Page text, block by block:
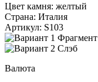
Цвет камня: желтый
Страна: Италия
Артикул: S103
Фрагмент
Слэб
Валюта